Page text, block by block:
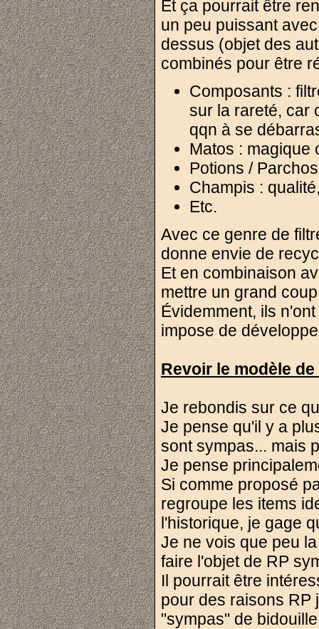
Et ça pourrait être
un peu puissant
dessus (objet des
combinés pour être
Composants :
sur la rareté, car
qqn à se
Matos : magique
Potions /
Champis :
Etc.
Avec ce genre de
donne envie de
Et en combinaison
mettre un grand
Évidemment, ils
impose de
Revoir le modèle
Je rebondis sur ce
Je pense qu'il y a
sont sympas... mais
Je pense
Si comme proposé
regroupe les items
l'historique, je gage
Je ne vois que peu
faire l'objet de RP
Il pourrait être
pour des raisons RP
"sympas" de